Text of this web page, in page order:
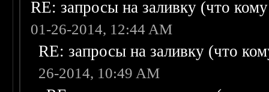
RE: запросы на заливку (что
01-26-2014, 12:44 AM
RE: запросы на заливку (что
26-2014, 10:49 AM